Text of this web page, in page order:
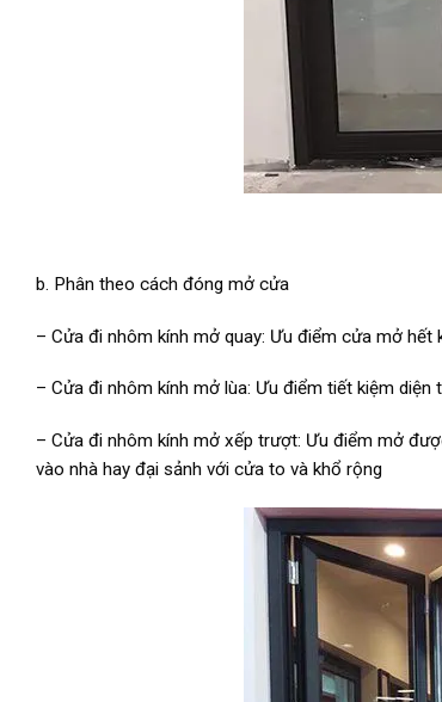
b. Phân theo cách đóng mở cửa
– Cửa đi nhôm kính mở quay: Ưu điểm cửa mở hết
– Cửa đi nhôm kính mở lùa: Ưu điểm tiết kiệm
– Cửa đi nhôm kính mở xếp trượt: Ưu điểm mở
vào nhà hay đại sảnh với cửa to và khổ rộng